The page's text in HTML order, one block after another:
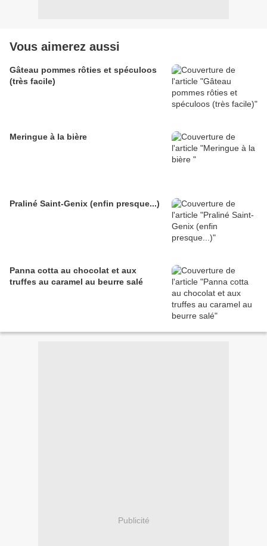
Vous aimerez aussi
Gâteau pommes rôties et spéculoos
(très facile)
Meringue à la bière
Praliné Saint-Genix (enfin presque...)
Panna cotta au chocolat et aux
truffes au caramel au beurre salé
Publicité